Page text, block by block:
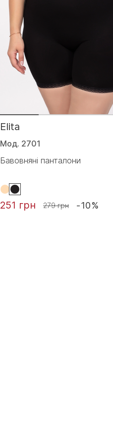
Elita
Мод. 2701
Бавовняні панталони
251 грн 279 грн -10%